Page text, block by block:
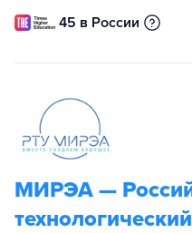
45 в России
МИРЭА —